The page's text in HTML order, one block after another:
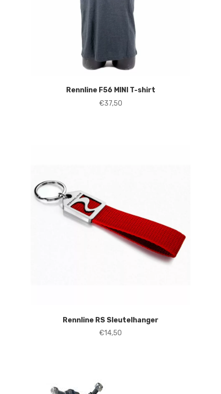
Rennline F56 MINI T-shirt
€37,50
Rennline RS Sleutelhanger
€14,50